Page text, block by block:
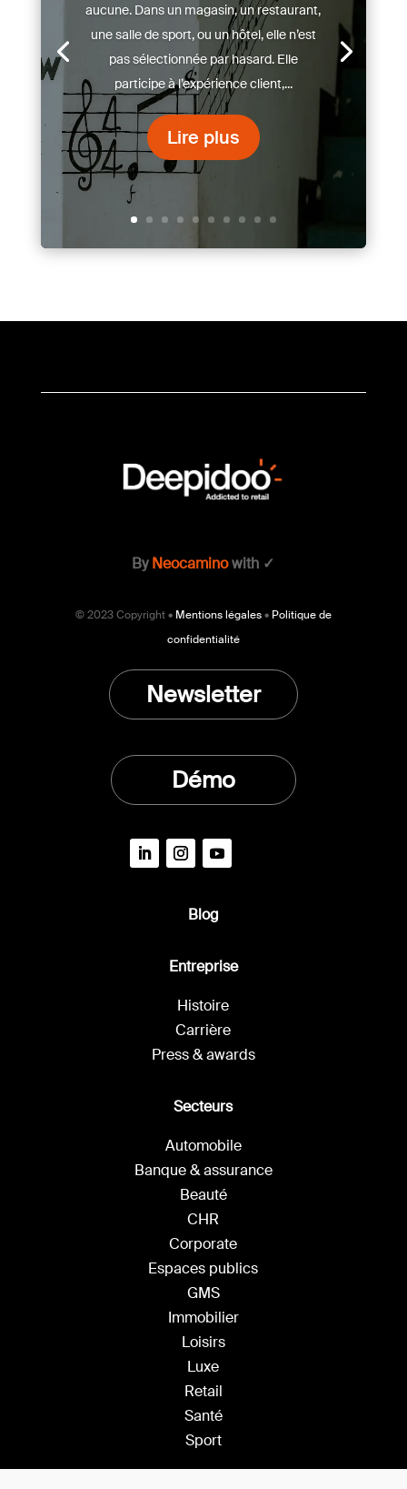
aucune. Dans un magasin, un restaurant,
une salle de sport, ou un hôtel, elle n’est
pas sélectionnée par hasard. Elle
participe à l’expérience client,...
Lire plus
ByNeocaminowith ✓
© 2023 Copyright • Mentions légales• Politique de
confidentialité
Secteurs
Automobile
Banque & assurance
Beauté
CHR
Corporate
Espaces publics
GMS
Immobilier
Loisirs
Luxe
Retail
Santé
Sport
Entreprise
Histoire
Carrière
Press & awards
Blog
Newsletter
Démo